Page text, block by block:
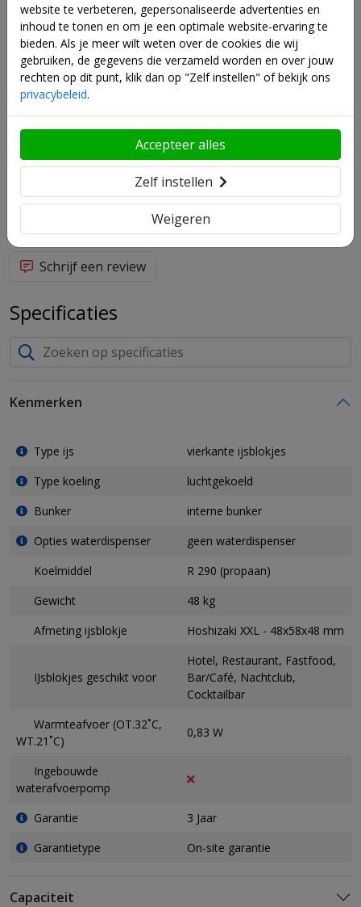
• Het ingespoten polyurethaan schuim zorgt voor uitstekende
isolatie.
• Microcomputer besturing.
Zelfs in hoge omgevingstemperaturen zijn Hoshizaki IM-
machines duurzaam en betrouwbaar, waardoor ze geschikt zijn
voor bars, pubs, restaurants, cafés, broodjeszaken, hotels
antwoord op productvragen met onze door AI-aangedreven
zoekfunctie.
Stel je vraag
0 reviews
Dit product heeft nog geen reviews. Wees de eerste om je
mening over dit product te delen.
Schrijf een review
Specificaties
Kenmerken
Type ijs
vierkante ijsblokjes
Type koeling
luchtgekoeld
Bunker
interne bunker
Opties waterdispenser
geen waterdispenser
Koelmiddel
R 290 (propaan)
Gewicht
48 kg
Afmeting ijsblokje
Hoshizaki XXL - 48x58x48 mm
IJsblokjes geschikt voor
Hotel, Restaurant, Fastfood,
Bar/Café, Nachtclub,
Cocktailbar
Warmteafvoer (OT.32˚C,
WT.21˚C)
0,83 W
Ingebouwde
waterafvoerpomp
Garantie
3 Jaar
Garantietype
On-site garantie
Capaciteit
website te verbeteren, gepersonaliseerde advertenties en
inhoud te tonen en om je een optimale website-ervaring te
bieden. Als je meer wilt weten over de cookies die wij
gebruiken, de gegevens die verzameld worden en over jouw
rechten op dit punt, klik dan op "Zelf instellen" of bekijk ons
privacybeleid.
Weigeren
Zelf instellen
Accepteer alles